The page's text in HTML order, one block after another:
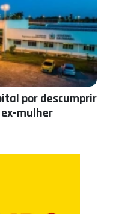
por descumprir
mulher